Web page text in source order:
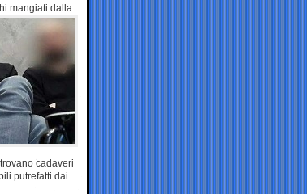
mangiati dalla
cadaveri
putrefatti dai